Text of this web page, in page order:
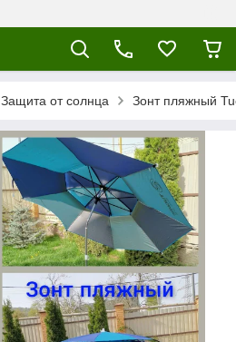
Защита от солнца Зонт пляжный